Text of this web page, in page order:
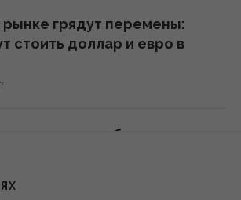
невозможной задачей, –
2026
ракет над
грядут перемены:
стоить доллар и евро в
незаконном обогащении: